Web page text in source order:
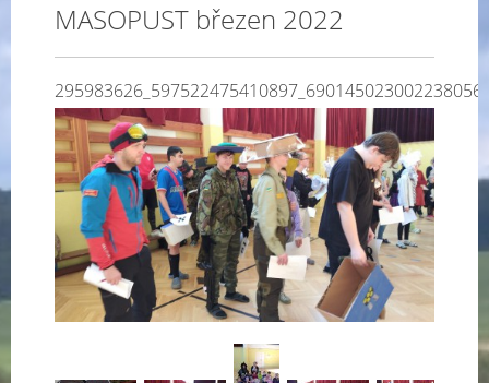
MASOPUST březen 2022